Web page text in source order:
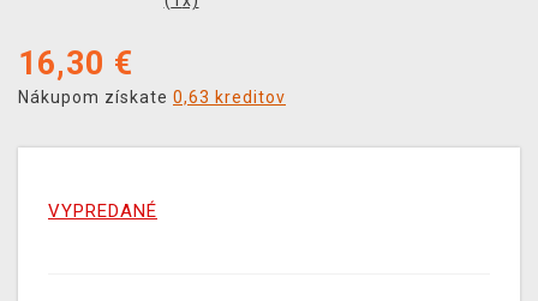
16,30 €
Nákupom získate 0,63 kreditov
VYPREDANÉ